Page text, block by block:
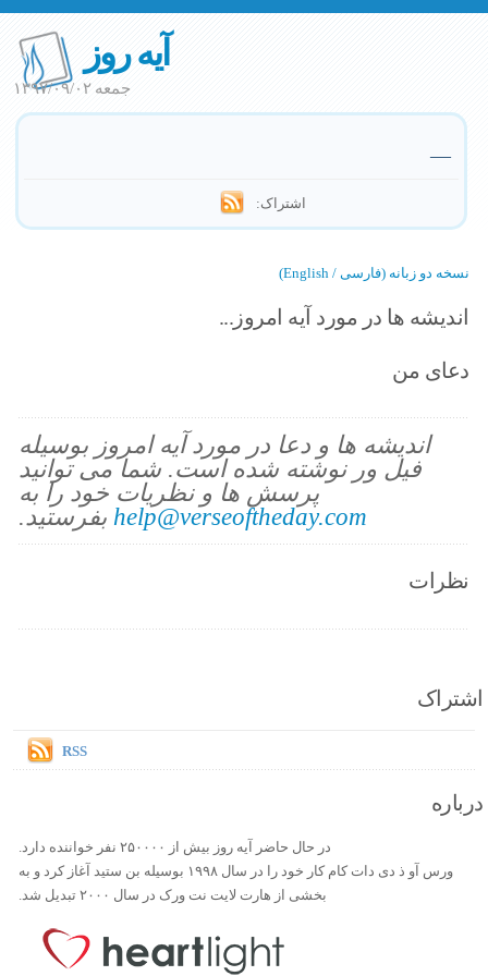
آیه روز
جمعه ۱۳۹۷/۰۹/۰۲
—
اشتراک:
نسخه دو زبانه (فارسی / English)
اندیشه ها در مورد آیه امروز...
دعای من
اندیشه ها و دعا در مورد آیه امروز بوسیله
فیل ور نوشته شده است. شما می توانید
پرسش ها و نظریات خود را به
help@verseoftheday.com بفرستید.
نظرات
اشتراک
RSS
درباره
در حال حاضر آیه روز بیش از ۲۵۰۰۰۰ نفر خواننده دارد.
ورس آو ذ دی دات کام کار خود را در سال ۱۹۹۸ بوسیله بن ستید آغاز کرد و به
بخشی از هارت لایت نت ورک در سال ۲۰۰۰ تبدیل شد.